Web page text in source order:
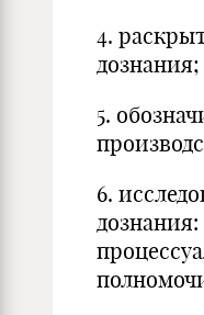
4.
дознания;
5.
6.